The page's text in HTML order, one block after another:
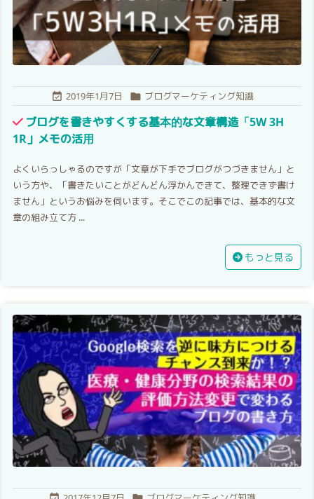
 2019年1月7日  ブログマーケティング知識
ブログを書きやすくする基本的な文章構造「5W 3H
1R」メモの活用
よくいらっしゃるのですが「文章が下手でブログがつづきません」と
いう方や、「書きたいことがどんどん浮かんできて、整理できず書け
ません」というお悩みを伺います。そこでこの記事では、基本的な文
章の組み立て方 ...
もっと見る